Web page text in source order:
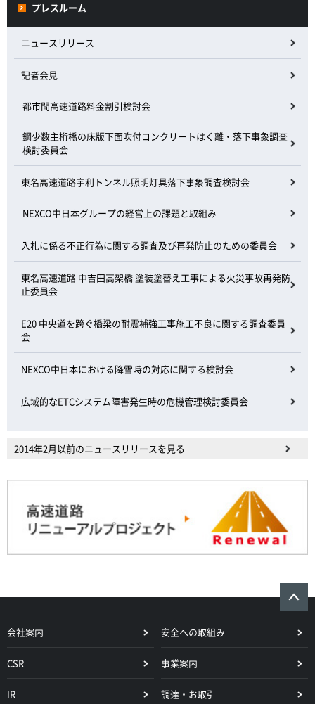
プレスルーム
ニュースリリース
記者会見
都市間高速道路料金割引検討会
鋼少数主桁橋の床版下面吹付コンクリートはく離・落下事象調査
検討委員会
東名高速道路宇利トンネル照明灯具落下事象調査検討会
NEXCO中日本グループの経営上の課題と取組み
入札に係る不正行為に関する調査及び再発防止のための委員会
東名高速道路 中吉田高架橋 塗装塗替え工事による火災事故再発防
止委員会
E20 中央道を跨ぐ橋梁の耐震補強工事施工不良に関する調査委員
会
NEXCO中日本における降雪時の対応に関する検討会
広域的なETCシステム障害発生時の危機管理検討委員会
2014年2月以前のニュースリリースを見る
会社案内 安全への取組み
CSR 事業案内
IR 調達・お取引